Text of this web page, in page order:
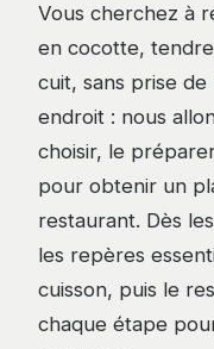
Vous cherchez à
en cocotte,
cuit, sans prise
endroit : nous
choisir, le
pour obtenir un
restaurant. Dès
les repères
cuisson, puis le
chaque étape